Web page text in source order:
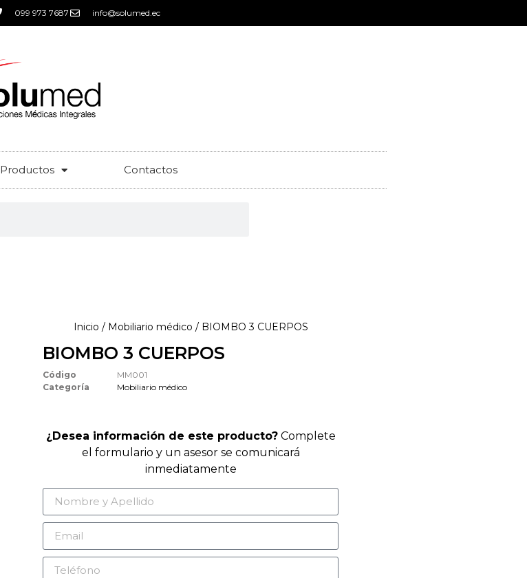
099 973 7687 info@solumed.ec
Productos Contactos
Inicio / Mobiliario médico / BIOMBO 3 CUERPOS
BIOMBO 3 CUERPOS
Código
MM001
Categoría
Mobiliario médico
¿Desea información de este producto?Complete
el formulario y un asesor se comunicará
inmediatamente